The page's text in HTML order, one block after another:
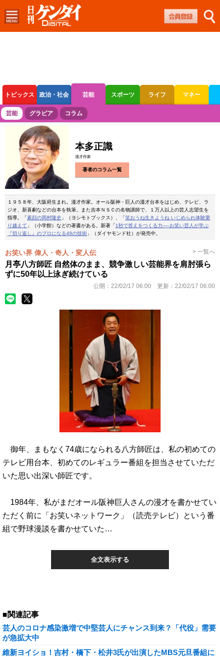
トピックス 政治・社会 芸能 スポーツ ライフ マネー
ボートレース 競輪 オートレース
芸能 グラビア コラム
本多正識
漫才作家
著者のコラム一覧
１９５８年、大阪府生まれ。漫才作家。オール阪神・巨人の漫才台本をはじめ、テレビ、ラ
ジオ、新喜劇などの台本を執筆。また吉本ＮＳＣの名物講師で、１万人以上の芸人志望生を
指導。「素顔の岡村隆史 」（ヨシモトブックス）、「笑おうね生きようね いじめられ体験乗
り越えて 」（小学館）などの著書がある。新著「1秒で答えをつくる力──お笑い芸人が学ぶ
『切り返し』のプロになる48の技術 」（ダイヤモンド社）が発売中。
お笑い界 偉人・奇人・変人伝 > 一覧へ
月亭八方師匠 自然体のまま、競争激しい芸能界を肩肘張ら
ずに50年以上泳ぎ続けている
公開： 22/02/17 06:00 更新： 22/02/17 06:00
御年、まもなく74歳になられる八方師匠は、私の初めての
テレビ用台本、初めてのレギュラー番組を担当させていただ
いた思い出深い師匠です。
1984年、私がまだオール阪神巨人さんの漫才を書かせてい
ただく前に「お笑いネットワーク」（読売テレビ）という番
組で野球漫談を書かせていた…
全文表示する
■関連記事
芸人のコロナ感染激増で中堅芸人にチャンス到来？「代役」需要
が急拡大中
維新ヨイショ！吉村・橋下・松井3氏が出演したMBS元旦番組に